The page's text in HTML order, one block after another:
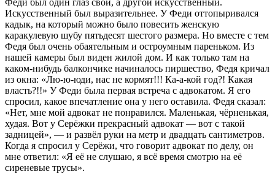
Феди был один глаз свой, а другой искусственный.
Искусственный был выразительнее. У Феди оттопыривался
кадык, на который можно было повесить женскую
каракулевую шубу пятьдесят шестого размера. Но вместе с тем
Федя был очень обаятельным и остроумным пареньком. Из
нашей камеры был виден жилой дом. И как только там на
каком-нибудь балкончике начиналось пиршество, Федя кричал
из окна: «Лю-ю-юди, нас не кормят!!! Ка-а-кой год?! Какая
власть?!!» У Феди была первая встреча с адвокатом. Я его
спросил, какое впечатление она у него оставила. Федя сказал:
«Нет, мне мой адвокат не понравился. Маленькая, чёрненькая,
худая. Вот у Серёжки прекрасный адвокат — вот с такой
задницей», — и развёл руки на метр и двадцать сантиметров.
Когда я спросил у Серёжи, что говорит адвокат по делу, он
мне ответил: «Я её не слушаю, я всё время смотрю на её
сиреневые трусы».